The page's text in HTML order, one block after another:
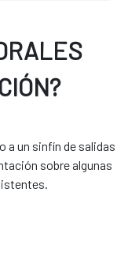
prácticas:
a través de
como
a un sinfín de salidas
sobre algunas